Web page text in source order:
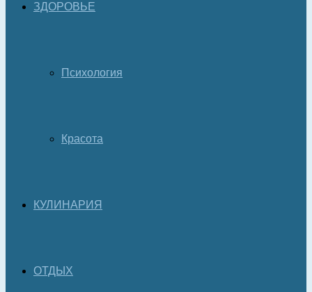
ЗДОРОВЬЕ
Психология
Красота
КУЛИНАРИЯ
ОТДЫХ